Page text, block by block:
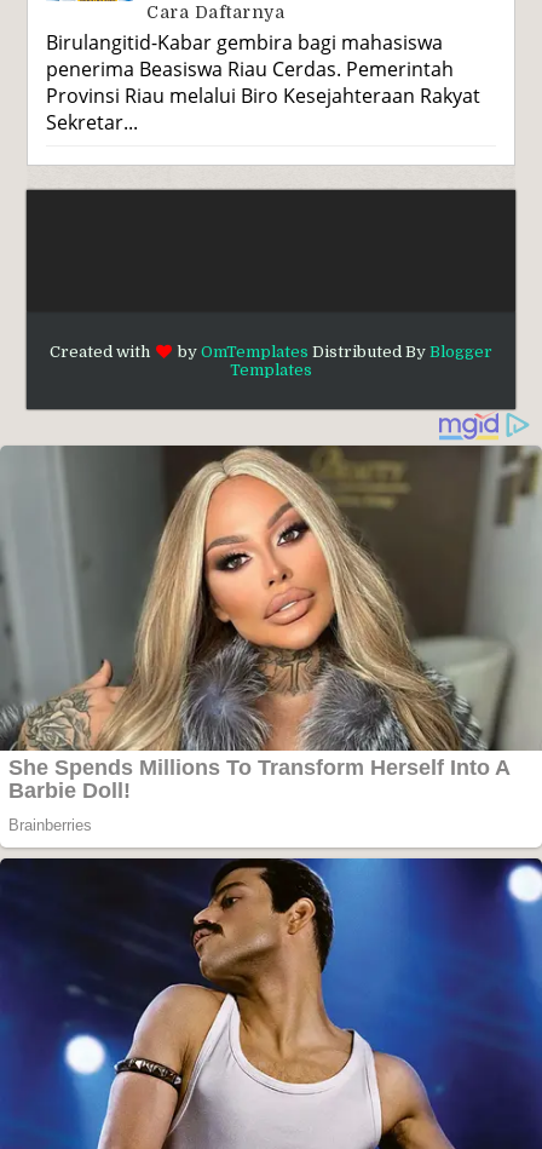
Cara Daftarnya
Birulangitid-Kabar gembira bagi mahasiswa
penerima Beasiswa Riau Cerdas. Pemerintah
Provinsi Riau melalui Biro Kesejahteraan Rakyat
Sekretar...
Created with by OmTemplates Distributed By Blogger
Templates